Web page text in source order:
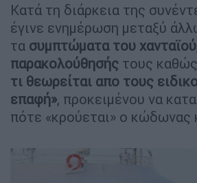
Κατά τη διάρκεια της
έγινε ενημέρωση μεταξύ
τα συμπτώματα του χανταϊού
παρακολούθησής τους
τι θεωρείται απο τους
επαφή», προκειμένου να
πότε «κρούεται» ο κώδωνας